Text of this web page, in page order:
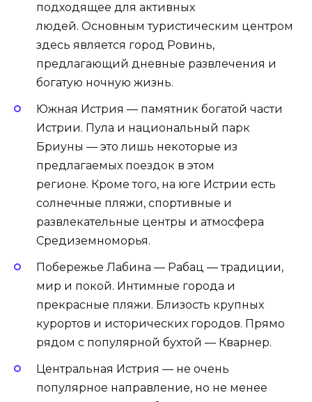
подходящее для активных
людей. Основным туристическим центром
здесь является город Ровинь,
предлагающий дневные развлечения и
богатую ночную жизнь.
Южная Истрия — памятник богатой части
Истрии. Пула и национальный парк
Бриуны — это лишь некоторые из
предлагаемых поездок в этом
регионе. Кроме того, на юге Истрии есть
солнечные пляжи, спортивные и
развлекательные центры и атмосфера
Средиземноморья.
Побережье Лабина — Рабац — традиции,
мир и покой. Интимные города и
прекрасные пляжи. Близость крупных
курортов и исторических городов. Прямо
рядом с популярной бухтой — Кварнер.
Центральная Истрия — не очень
популярное направление, но не менее